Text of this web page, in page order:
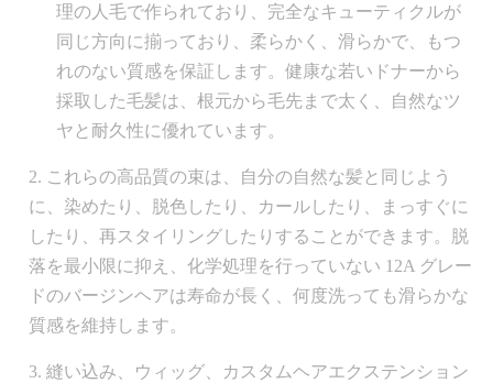
理の人毛で作られており、完全なキューティクルが
同じ方向に揃っており、柔らかく、滑らかで、もつ
れのない質感を保証します。健康な若いドナーから
採取した毛髪は、根元から毛先まで太く、自然なツ
ヤと耐久性に優れています。
2. これらの高品質の束は、自分の自然な髪と同じよう
に、染めたり、脱色したり、カールしたり、まっすぐに
したり、再スタイリングしたりすることができます。脱
落を最小限に抑え、化学処理を行っていない 12A グレー
ドのバージンヘアは寿命が長く、何度洗っても滑らかな
質感を維持します。
3. 縫い込み、ウィッグ、カスタムヘアエクステンション